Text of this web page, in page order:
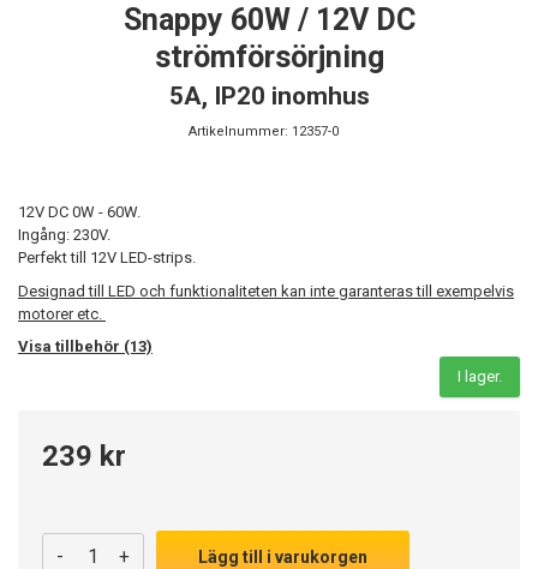
Snappy 60W / 12V DC
strömförsörjning
5A, IP20 inomhus
Artikelnummer: 12357-0
12V DC 0W - 60W.
Ingång: 230V.
Perfekt till 12V LED-strips.
Designad till LED och funktionaliteten kan inte garanteras till exempelvis
motorer etc.
Visa tillbehör (13)
I lager.
239 kr
- + Lägg till i varukorgen